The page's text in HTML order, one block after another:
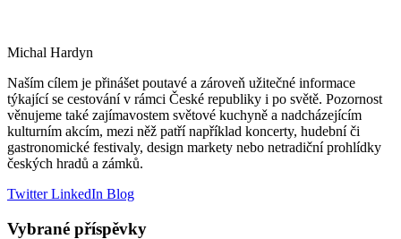
Michal Hardyn
Naším cílem je přinášet poutavé a zároveň užitečné informace
týkající se cestování v rámci České republiky i po světě. Pozornost
věnujeme také zajímavostem světové kuchyně a nadcházejícím
kulturním akcím, mezi něž patří například koncerty, hudební či
gastronomické festivaly, design markety nebo netradiční prohlídky
českých hradů a zámků.
TwitterLinkedIn Blog
Vybrané příspěvky